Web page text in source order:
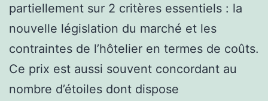
partiellement sur 2 critères essentiels : la
nouvelle législation du marché et les
contraintes de l’hôtelier en termes de coûts.
Ce prix est aussi souvent concordant au
nombre d’étoiles dont dispose